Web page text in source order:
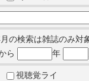
の検索は雑誌のみ対
ら 年
視聴覚ライ